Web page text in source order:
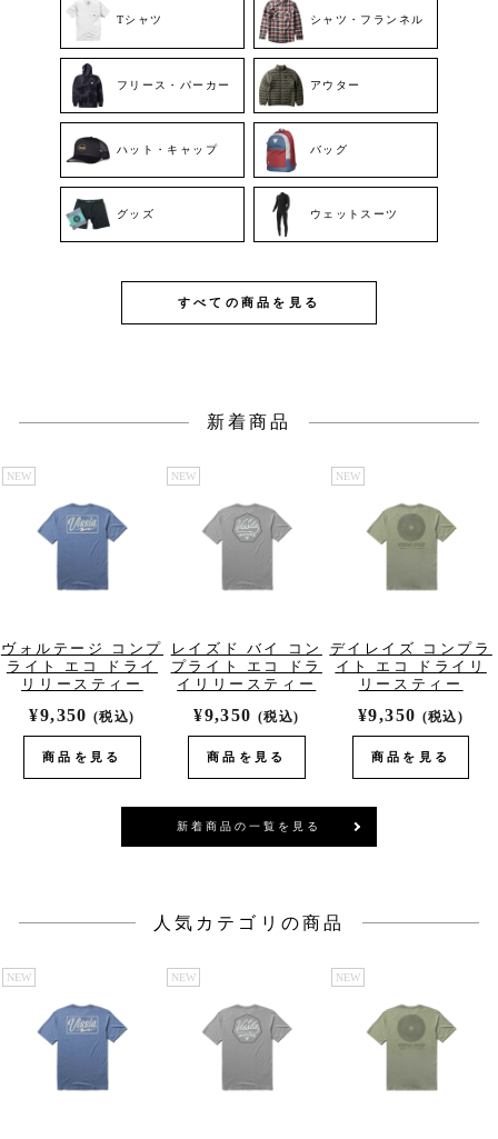
Tシャツ シャツ・フランネル
フリース・パーカー アウター
ハット・キャップ バッグ
グッズ ウェットスーツ
すべての商品を見る
新着商品
NEW
ヴォルテージ コンプ
ライト エコ ドライ
リリースティー
¥9,350 (税込)
商品を見る
NEW
レイズド バイ コン
プライト エコ ドラ
イリリースティー
¥9,350 (税込)
商品を見る
NEW
デイレイズ コンプラ
イト エコ ドライリ
リースティー
¥9,350 (税込)
商品を見る
新着商品の一覧を見る
人気カテゴリの商品
NEW NEW NEW